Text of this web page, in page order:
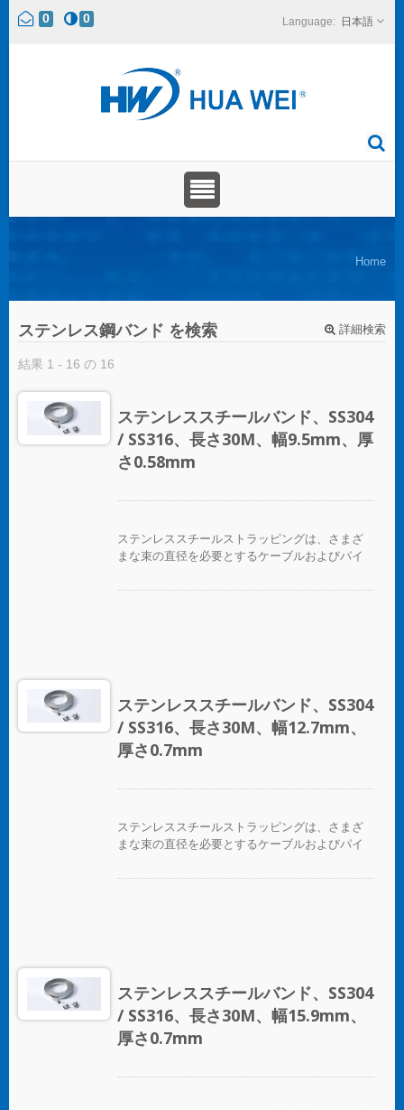
0 0 日本語
Home
ステンレス鋼バンド を検索 詳細検索
結果 1 - 16 の 16
ステンレススチールバンド、SS304
/ SS316、長さ30M、幅9.5mm、厚
さ0.58mm
ステンレススチールストラッピングは、さまざ
まな束の直径を必要とするケーブルおよびパイ
ステンレススチールバンド、SS304
/ SS316、長さ30M、幅12.7mm、
厚さ0.7mm
ステンレススチールストラッピングは、さまざ
まな束の直径を必要とするケーブルおよびパイ
ステンレススチールバンド、SS304
/ SS316、長さ30M、幅15.9mm、
厚さ0.7mm